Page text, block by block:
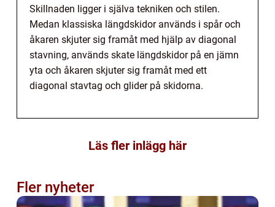
Skillnaden ligger i själva tekniken och stilen.
Medan klassiska längdskidor används i spår och
åkaren skjuter sig framåt med hjälp av diagonal
stavning, används skate längdskidor på en jämn
yta och åkaren skjuter sig framåt med ett
diagonal stavtag och glider på skidorna.
Läs fler inlägg här
Fler nyheter